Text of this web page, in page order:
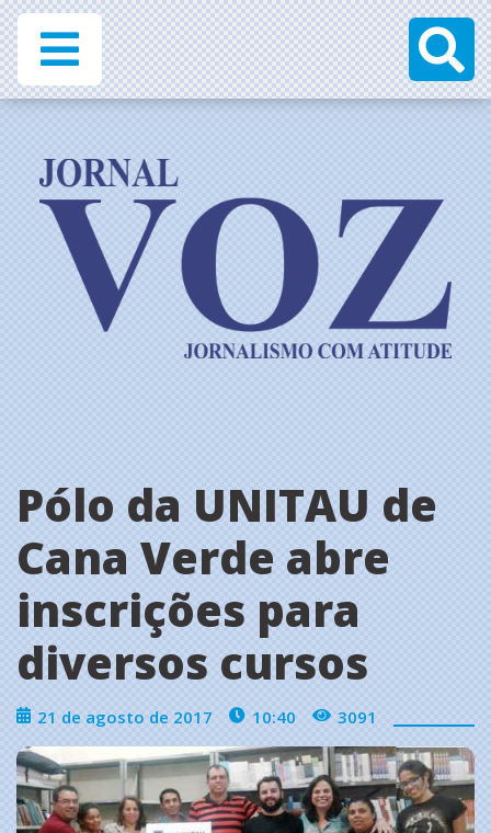
Pólo da UNITAU de
Cana Verde abre
inscrições para
diversos cursos
21 de agosto de 2017 10:40 3091